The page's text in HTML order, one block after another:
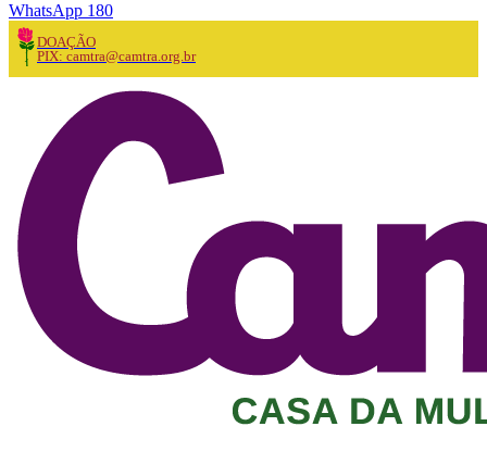
WhatsApp 180
DOAÇÃO
PIX: camtra@camtra.org.br